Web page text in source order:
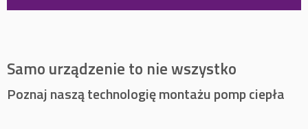
Samo urządzenie to nie wszystko
Poznaj naszą technologię montażu pomp ciepła